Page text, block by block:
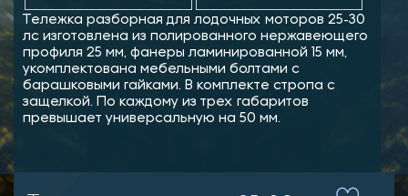
Тележка разборная для лодочных моторов 25-30
лс изготовлена из полированного нержавеющего
профиля 25 мм, фанеры ламинированной 15 мм,
укомплектована мебельными болтами с
барашковыми гайками. В комплекте стропа с
защелкой. По каждому из трех габаритов
превышает универсальную на 50 мм.